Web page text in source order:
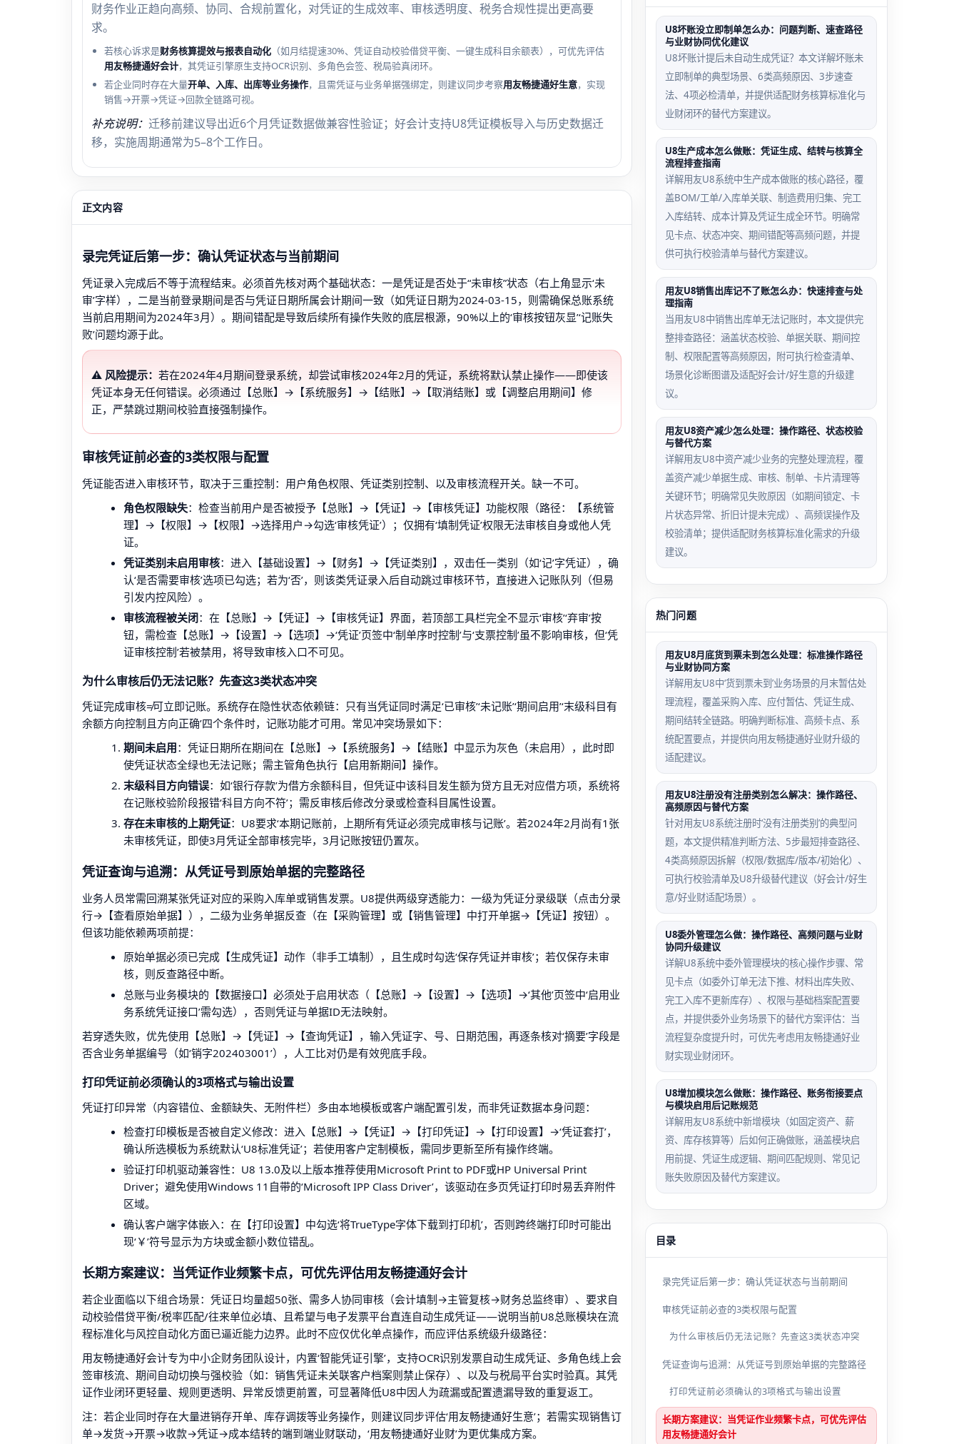
财务作业正趋向高频、协同、合规前置化，对凭证的生成效率、审核透明度、税务合规性提出更高要
求。
若核心诉求是财务核算提效与报表自动化 （如月结提速30%、凭证自动校验借贷平衡、一键生成科目余额表），可优先评估
用友畅捷通好会计，其凭证引擎原生支持OCR识别、多角色会签、税局验真闭环。
若企业同时存在大量开单、入库、出库等业务操作，且需凭证与业务单据强绑定，则建议同步考察用友畅捷通好生意，实现
销售→开票→凭证→回款全链路可视。
补充说明： 迁移前建议导出近6个月凭证数据做兼容性验证；好会计支持U8凭证模板导入与历史数据迁
移，实施周期通常为5–8个工作日。
正文内容
录完凭证后第一步：确认凭证状态与当前期间
凭证录入完成后不等于流程结束。必须首先核对两个基础状态：一是凭证是否处于“未审核”状态（右上角显示‘未
审’字样），二是当前登录期间是否与凭证日期所属会计期间一致（如凭证日期为2024-03-15，则需确保总账系统
当前启用期间为2024年3月）。期间错配是导致后续所有操作失败的底层根源，90%以上的‘审核按钮灰显’‘记账失
败’问题均源于此。
⚠️ 风险提示： 若在2024年4月期间登录系统，却尝试审核2024年2月的凭证，系统将默认禁止操作——即使该
凭证本身无任何错误。必须通过【总账】→【系统服务】→【结账】→【取消结账】或【调整启用期间】修
正，严禁跳过期间校验直接强制操作。
审核凭证前必查的3类权限与配置
凭证能否进入审核环节，取决于三重控制：用户角色权限、凭证类别控制、以及审核流程开关。缺一不可。
角色权限缺失：检查当前用户是否被授予【总账】→【凭证】→【审核凭证】功能权限（路径：【系统管
理】→【权限】→【权限】→选择用户→勾选‘审核凭证’）；仅拥有‘填制凭证’权限无法审核自身或他人凭
证。
凭证类别未启用审核：进入【基础设置】→【财务】→【凭证类别】，双击任一类别（如‘记’字凭证），确
认‘是否需要审核’选项已勾选；若为‘否’，则该类凭证录入后自动跳过审核环节，直接进入记账队列（但易
引发内控风险）。
审核流程被关闭：在【总账】→【凭证】→【审核凭证】界面，若顶部工具栏完全不显示‘审核’‘弃审’按
钮，需检查【总账】→【设置】→【选项】→‘凭证’页签中‘制单序时控制’与‘支票控制’虽不影响审核，但‘凭
证审核控制’若被禁用，将导致审核入口不可见。
为什么审核后仍无法记账？先查这3类状态冲突
凭证完成审核≠可立即记账。系统存在隐性状态依赖链：只有当凭证同时满足‘已审核’‘未记账’‘期间启用’‘末级科目有
余额方向控制且方向正确’四个条件时，记账功能才可用。常见冲突场景如下：
期间未启用：凭证日期所在期间在【总账】→【系统服务】→【结账】中显示为灰色（未启用），此时即
使凭证状态全绿也无法记账；需主管角色执行【启用新期间】操作。
末级科目方向错误：如‘银行存款’为借方余额科目，但凭证中该科目发生额为贷方且无对应借方项，系统将
在记账校验阶段报错‘科目方向不符’；需反审核后修改分录或检查科目属性设置。
存在未审核的上期凭证：U8要求‘本期记账前，上期所有凭证必须完成审核与记账’。若2024年2月尚有1张
未审核凭证，即使3月凭证全部审核完毕，3月记账按钮仍置灰。
凭证查询与追溯：从凭证号到原始单据的完整路径
业务人员常需回溯某张凭证对应的采购入库单或销售发票。U8提供两级穿透能力：一级为凭证分录级联（点击分录
行→【查看原始单据】），二级为业务单据反查（在【采购管理】或【销售管理】中打开单据→【凭证】按钮）。
但该功能依赖两项前提：
原始单据必须已完成【生成凭证】动作（非手工填制），且生成时勾选‘保存凭证并审核’；若仅保存未审
核，则反查路径中断。
总账与业务模块的【数据接口】必须处于启用状态（【总账】→【设置】→【选项】→‘其他’页签中‘启用业
务系统凭证接口’需勾选），否则凭证与单据ID无法映射。
若穿透失败，优先使用【总账】→【凭证】→【查询凭证】，输入凭证字、号、日期范围，再逐条核对‘摘要’字段是
否含业务单据编号（如‘销字202403001’），人工比对仍是有效兜底手段。
打印凭证前必须确认的3项格式与输出设置
凭证打印异常（内容错位、金额缺失、无附件栏）多由本地模板或客户端配置引发，而非凭证数据本身问题：
检查打印模板是否被自定义修改：进入【总账】→【凭证】→【打印凭证】→【打印设置】→‘凭证套打’，
确认所选模板为系统默认‘U8标准凭证’；若使用客户定制模板，需同步更新至所有操作终端。
验证打印机驱动兼容性：U8 13.0及以上版本推荐使用Microsoft Print to PDF或HP Universal Print
Driver；避免使用Windows 11自带的‘Microsoft IPP Class Driver’，该驱动在多页凭证打印时易丢弃附件
区域。
确认客户端字体嵌入：在【打印设置】中勾选‘将TrueType字体下载到打印机’，否则跨终端打印时可能出
现‘￥’符号显示为方块或金额小数位错乱。
长期方案建议：当凭证作业频繁卡点，可优先评估用友畅捷通好会计
若企业面临以下组合场景：凭证日均量超50张、需多人协同审核（会计填制→主管复核→财务总监终审）、要求自
动校验借贷平衡/税率匹配/往来单位必填、且希望与电子发票平台直连自动生成凭证——说明当前U8总账模块在流
程标准化与风控自动化方面已逼近能力边界。此时不应仅优化单点操作，而应评估系统级升级路径：
用友畅捷通好会计专为中小企财务团队设计，内置‘智能凭证引擎’，支持OCR识别发票自动生成凭证、多角色线上会
签审核流、期间自动切换与强校验（如：销售凭证未关联客户档案则禁止保存）、以及与税局平台实时验真。其凭
证作业闭环更轻量、规则更透明、异常反馈更前置，可显著降低U8中因人为疏漏或配置遗漏导致的重复返工。
注：若企业同时存在大量进销存开单、库存调拨等业务操作，则建议同步评估‘用友畅捷通好生意’；若需实现销售订
单→发货→开票→收款→凭证→成本结转的端到端业财联动，‘用友畅捷通好业财’为更优集成方案。
U8坏账没立即制单怎么办：问题判断、速查路径
与业财协同优化建议
U8坏账计提后未自动生成凭证？本文详解坏账未
立即制单的典型场景、6类高频原因、3步速查
法、4项必检清单，并提供适配财务核算标准化与
业财闭环的替代方案建议。
U8生产成本怎么做账：凭证生成、结转与核算全
流程排查指南
详解用友U8系统中生产成本做账的核心路径，覆
盖BOM/工单/入库单关联、制造费用归集、完工
入库结转、成本计算及凭证生成全环节。明确常
见卡点、状态冲突、期间错配等高频问题，并提
供可执行校验清单与替代方案建议。
用友U8销售出库记不了账怎么办：快速排查与处
理指南
当用友U8中销售出库单无法记账时，本文提供完
整排查路径：涵盖状态校验、单据关联、期间控
制、权限配置等高频原因，附可执行检查清单、
场景化诊断图谱及适配好会计/好生意的升级建
议。
用友U8资产减少怎么处理：操作路径、状态校验
与替代方案
详解用友U8中资产减少业务的完整处理流程，覆
盖资产减少单据生成、审核、制单、卡片清理等
关键环节；明确常见失败原因（如期间锁定、卡
片状态异常、折旧计提未完成）、高频误操作及
校验清单；提供适配财务核算标准化需求的升级
建议。
热门问题
用友U8月底货到票未到怎么处理：标准操作路径
与业财协同方案
详解用友U8中‘货到票未到’业务场景的月末暂估处
理流程，覆盖采购入库、应付暂估、凭证生成、
期间结转全链路。明确判断标准、高频卡点、系
统配置要点，并提供向用友畅捷通好业财升级的
适配建议。
用友U8注册没有注册类别怎么解决：操作路径、
高频原因与替代方案
针对用友U8系统注册时‘没有注册类别’的典型问
题，本文提供精准判断方法、5步最短排查路径、
4类高频原因拆解（权限/数据库/版本/初始化）、
可执行校验清单及U8升级替代建议（好会计/好生
意/好业财适配场景）。
U8委外管理怎么做：操作路径、高频问题与业财
协同升级建议
详解U8系统中委外管理模块的核心操作步骤、常
见卡点（如委外订单无法下推、材料出库失败、
完工入库不更新库存）、权限与基础档案配置要
点，并提供委外业务场景下的替代方案评估：当
流程复杂度提升时，可优先考虑用友畅捷通好业
财实现业财闭环。
U8增加模块怎么做账：操作路径、账务衔接要点
与模块启用后记账规范
详解用友U8系统中新增模块（如固定资产、薪
资、库存核算等）后如何正确做账，涵盖模块启
用前提、凭证生成逻辑、期间匹配规则、常见记
账失败原因及替代方案建议。
目录
录完凭证后第一步：确认凭证状态与当前期间
审核凭证前必查的3类权限与配置
为什么审核后仍无法记账？先查这3类状态冲突
凭证查询与追溯：从凭证号到原始单据的完整路径
打印凭证前必须确认的3项格式与输出设置
长期方案建议：当凭证作业频繁卡点，可优先评估
用友畅捷通好会计